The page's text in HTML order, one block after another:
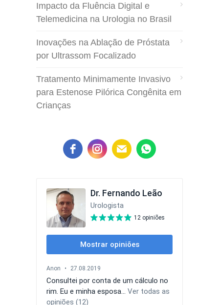
Impacto da Fluência Digital e
Telemedicina na Urologia no Brasil
Inovações na Ablação de Próstata
por Ultrassom Focalizado
Tratamento Minimamente Invasivo
para Estenose Pilórica Congênita em
Crianças